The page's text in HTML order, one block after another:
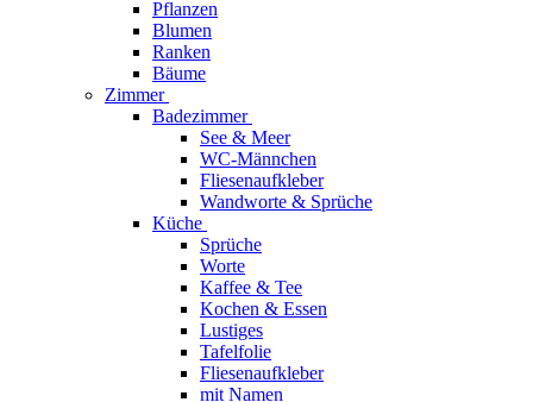
Pflanzen
Blumen
Ranken
Bäume
Zimmer
Badezimmer
See & Meer
WC-Männchen
Fliesenaufkleber
Wandworte & Sprüche
Küche
Sprüche
Worte
Kaffee & Tee
Kochen & Essen
Lustiges
Tafelfolie
Fliesenaufkleber
mit Namen